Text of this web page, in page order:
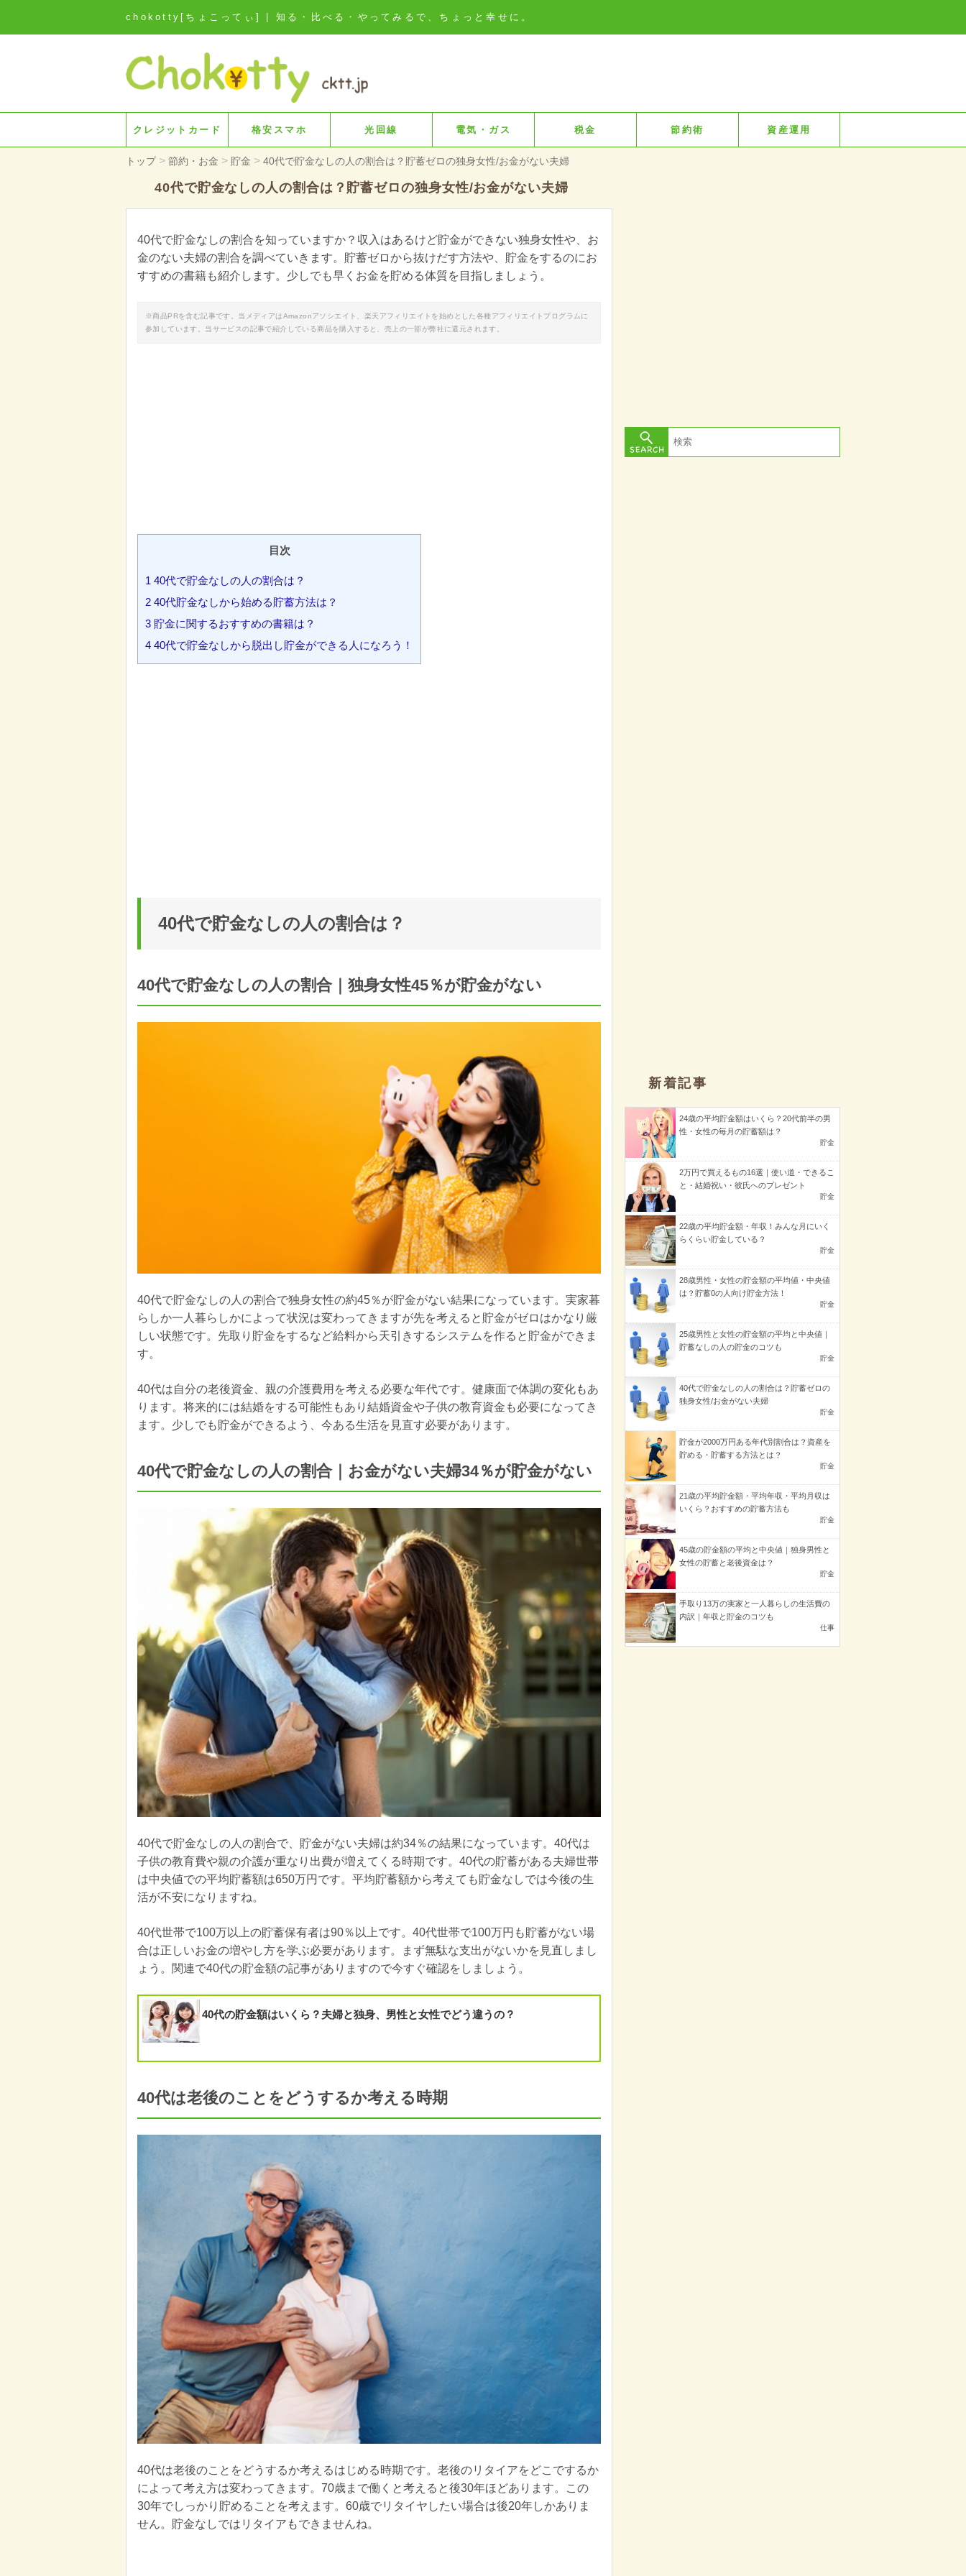
chokotty[ちょこってぃ] | 知る・比べる・やってみるで、ちょっと幸せに。
クレジットカード 格安スマホ 光回線 電気・ガス 税金 節約術 資産運用
トップ > 節約・お金 > 貯金 > 40代で貯金なしの人の割合は？貯蓄ゼロの独身女性/お金がない夫婦
40代で貯金なしの人の割合は？貯蓄ゼロの独身女性/お金がない夫婦
40代で貯金なしの割合を知っていますか？収入はあるけど貯金ができない独身女性や、お
金のない夫婦の割合を調べていきます。貯蓄ゼロから抜けだす方法や、貯金をするのにお
すすめの書籍も紹介します。少しでも早くお金を貯める体質を目指しましょう。
※商品PRを含む記事です。当メディアはAmazonアソシエイト、楽天アフィリエイトを始めとした各種アフィリエイトプログラムに
参加しています。当サービスの記事で紹介している商品を購入すると、売上の一部が弊社に還元されます。
目次
1 40代で貯金なしの人の割合は？
2 40代貯金なしから始める貯蓄方法は？
3 貯金に関するおすすめの書籍は？
4 40代で貯金なしから脱出し貯金ができる人になろう！
40代で貯金なしの人の割合は？
40代で貯金なしの人の割合｜独身女性45％が貯金がない
40代で貯金なしの人の割合で独身女性の約45％が貯金がない結果になっています。実家暮
らしか一人暮らしかによって状況は変わってきますが先を考えると貯金がゼロはかなり厳
しい状態です。先取り貯金をするなど給料から天引きするシステムを作ると貯金ができま
す。
40代は自分の老後資金、親の介護費用を考える必要な年代です。健康面で体調の変化もあ
ります。将来的には結婚をする可能性もあり結婚資金や子供の教育資金も必要になってき
ます。少しでも貯金ができるよう、今ある生活を見直す必要があります。
40代で貯金なしの人の割合｜お金がない夫婦34％が貯金がない
40代で貯金なしの人の割合で、貯金がない夫婦は約34％の結果になっています。40代は
子供の教育費や親の介護が重なり出費が増えてくる時期です。40代の貯蓄がある夫婦世帯
は中央値での平均貯蓄額は650万円です。平均貯蓄額から考えても貯金なしでは今後の生
活が不安になりますね。
40代世帯で100万以上の貯蓄保有者は90％以上です。40代世帯で100万円も貯蓄がない場
合は正しいお金の増やし方を学ぶ必要があります。まず無駄な支出がないかを見直しまし
ょう。関連で40代の貯金額の記事がありますので今すぐ確認をしましょう。
40代の貯金額はいくら？夫婦と独身、男性と女性でどう違うの？
40代は老後のことをどうするか考える時期
40代は老後のことをどうするか考えるはじめる時期です。老後のリタイアをどこでするか
によって考え方は変わってきます。70歳まで働くと考えると後30年ほどあります。この
30年でしっかり貯めることを考えます。60歳でリタイヤしたい場合は後20年しかありま
せん。貯金なしではリタイアもできませんね。
新着記事
24歳の平均貯金額はいくら？20代前半の男
性・女性の毎月の貯蓄額は？
貯金
2万円で買えるもの16選｜使い道・できるこ
と・結婚祝い・彼氏へのプレゼント
貯金
22歳の平均貯金額・年収！みんな月にいく
らくらい貯金している？
貯金
28歳男性・女性の貯金額の平均値・中央値
は？貯蓄0の人向け貯金方法！
貯金
25歳男性と女性の貯金額の平均と中央値｜
貯蓄なしの人の貯金のコツも
貯金
40代で貯金なしの人の割合は？貯蓄ゼロの
独身女性/お金がない夫婦
貯金
貯金が2000万円ある年代別割合は？資産を
貯める・貯蓄する方法とは？
貯金
21歳の平均貯金額・平均年収・平均月収は
いくら？おすすめの貯蓄方法も
貯金
45歳の貯金額の平均と中央値｜独身男性と
女性の貯蓄と老後資金は？
貯金
手取り13万の実家と一人暮らしの生活費の
内訳｜年収と貯金のコツも
仕事